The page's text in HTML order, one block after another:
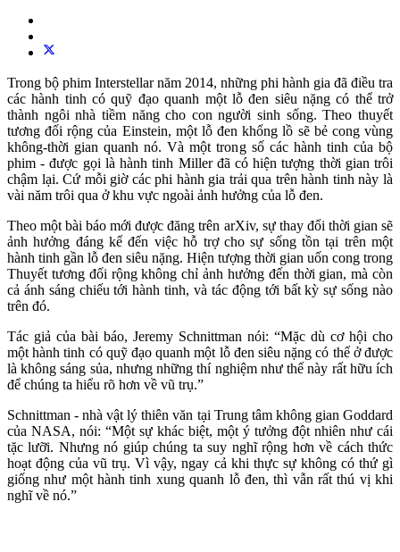
Trong bộ phim Interstellar năm 2014, những phi hành gia đã điều tra
các hành tinh có quỹ đạo quanh một lỗ đen siêu nặng có thể trở
thành ngôi nhà tiềm năng cho con người sinh sống. Theo thuyết
tương đối rộng của Einstein, một lỗ đen khổng lồ sẽ bẻ cong vùng
không-thời gian quanh nó. Và một trong số các hành tinh của bộ
phim - được gọi là hành tinh Miller đã có hiện tượng thời gian trôi
chậm lại. Cứ mỗi giờ các phi hành gia trải qua trên hành tinh này là
vài năm trôi qua ở khu vực ngoài ảnh hưởng của lỗ đen.
Theo một bài báo mới được đăng trên arXiv, sự thay đổi thời gian sẽ
ảnh hưởng đáng kể đến việc hỗ trợ cho sự sống tồn tại trên một
hành tinh gần lỗ đen siêu nặng. Hiện tượng thời gian uốn cong trong
Thuyết tương đối rộng không chỉ ảnh hưởng đến thời gian, mà còn
cả ánh sáng chiếu tới hành tinh, và tác động tới bất kỳ sự sống nào
trên đó.
Tác giả của bài báo, Jeremy Schnittman nói: “Mặc dù cơ hội cho
một hành tinh có quỹ đạo quanh một lỗ đen siêu nặng có thể ở được
là không sáng sủa, nhưng những thí nghiệm như thế này rất hữu ích
để chúng ta hiểu rõ hơn về vũ trụ.”
Schnittman - nhà vật lý thiên văn tại Trung tâm không gian Goddard
của NASA, nói: “Một sự khác biệt, một ý tưởng đột nhiên như cái
tặc lưỡi. Nhưng nó giúp chúng ta suy nghĩ rộng hơn về cách thức
hoạt động của vũ trụ. Vì vậy, ngay cả khi thực sự không có thứ gì
giống như một hành tinh xung quanh lỗ đen, thì vẫn rất thú vị khi
nghĩ về nó.”